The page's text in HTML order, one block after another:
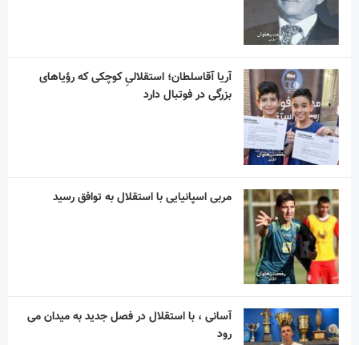
آریا آقاسلطان؛ استقلالیِ کوچکی که رؤیاهای
بزرگی در فوتبال دارد
مربی اسپانیایی با استقلال به توافق رسید
آسانی ، با استقلال در فصل جدید به میدان می
رود